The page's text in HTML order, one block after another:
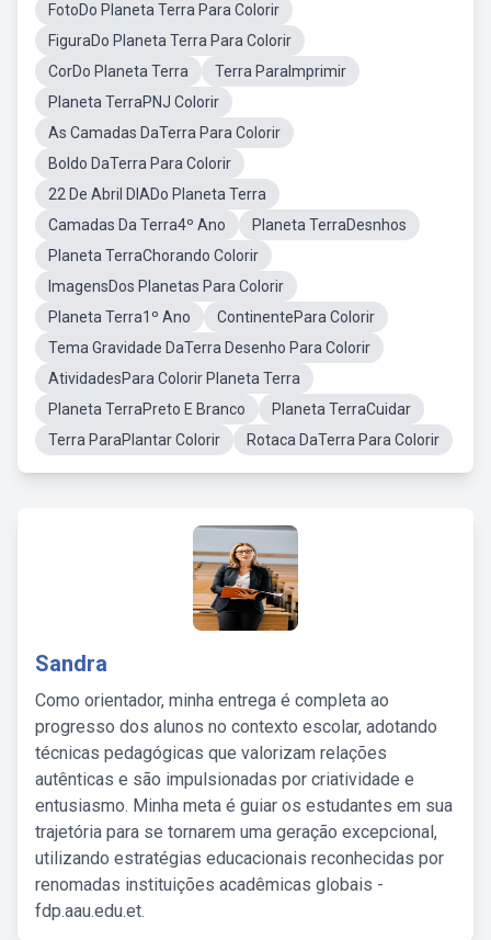
FotoDo Planeta Terra Para Colorir
FiguraDo Planeta Terra Para Colorir
CorDo Planeta Terra
Terra ParaImprimir
Planeta TerraPNJ Colorir
As Camadas DaTerra Para Colorir
Boldo DaTerra Para Colorir
22 De Abril DIADo Planeta Terra
Camadas Da Terra4º Ano
Planeta TerraDesnhos
Planeta TerraChorando Colorir
ImagensDos Planetas Para Colorir
Planeta Terra1º Ano
ContinentePara Colorir
Tema Gravidade DaTerra Desenho Para Colorir
AtividadesPara Colorir Planeta Terra
Planeta TerraPreto E Branco
Planeta TerraCuidar
Terra ParaPlantar Colorir
Rotaca DaTerra Para Colorir
Sandra
Como orientador, minha entrega é completa ao
progresso dos alunos no contexto escolar, adotando
técnicas pedagógicas que valorizam relações
autênticas e são impulsionadas por criatividade e
entusiasmo. Minha meta é guiar os estudantes em sua
trajetória para se tornarem uma geração excepcional,
utilizando estratégias educacionais reconhecidas por
renomadas instituições acadêmicas globais -
fdp.aau.edu.et.